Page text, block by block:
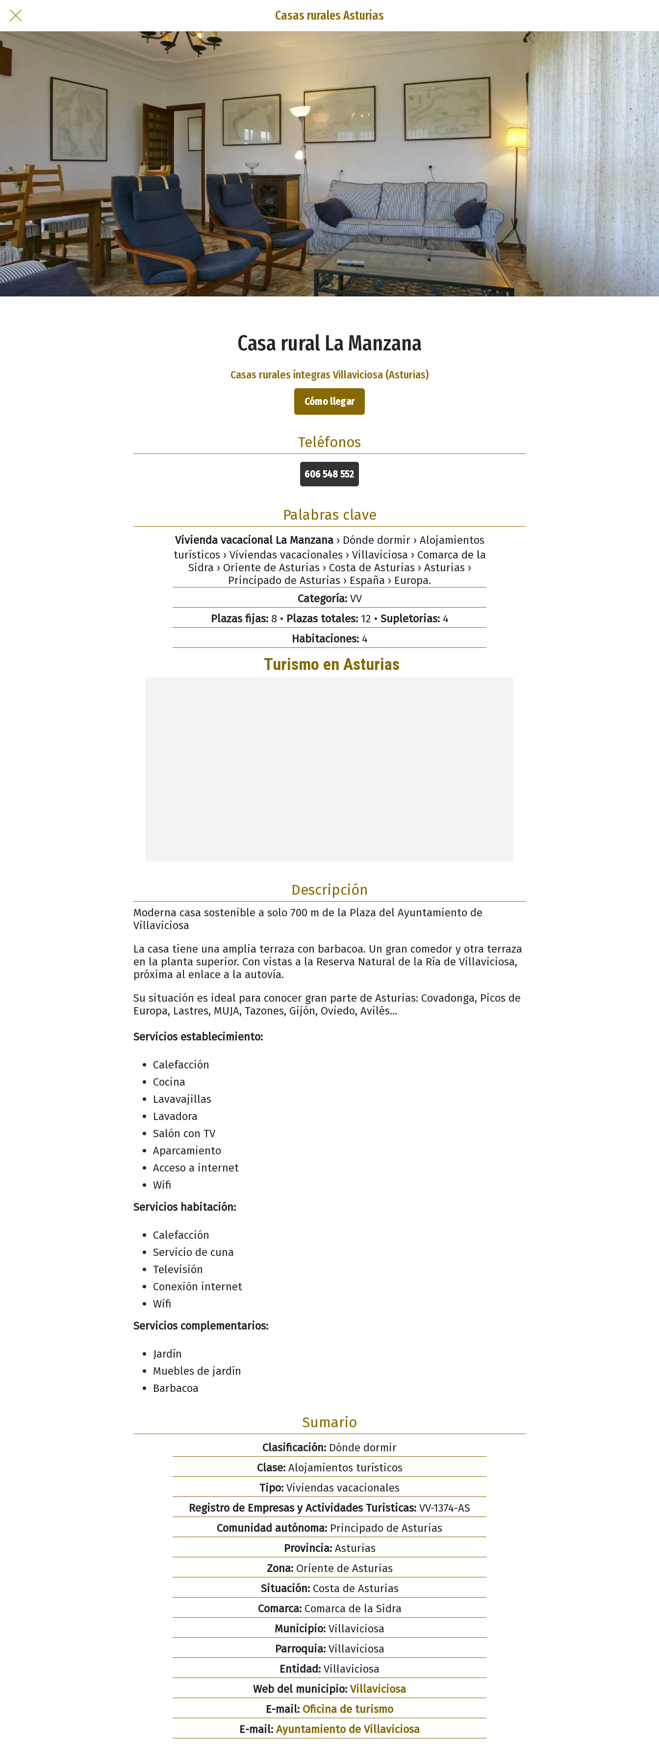
Casas rurales Asturias
Casa rural La Manzana
Casas rurales íntegras Villaviciosa (Asturias)
Cómo llegar
Teléfonos
606 548 552
Palabras clave
Vivienda vacacional La Manzana› Dónde dormir › Alojamientos
turísticos › Viviendas vacacionales › Villaviciosa › Comarca de la
Sidra › Oriente de Asturias › Costa de Asturias › Asturias ›
Principado de Asturias › España › Europa.
Categoría:VV
Plazas fijas:8 • Plazas totales:12 • Supletorias:4
Habitaciones:4
Descripción
Moderna casa sostenible a solo 700 m de la Plaza del Ayuntamiento de
Villaviciosa
La casa tiene una amplia terraza con barbacoa. Un gran comedor y otra terraza
en la planta superior. Con vistas a la Reserva Natural de la Ría de Villaviciosa,
próxima al enlace a la autovía.
Su situación es ideal para conocer gran parte de Asturias: Covadonga, Picos de
Europa, Lastres, MUJA, Tazones, Gijón, Oviedo, Avilés...
Servicios establecimiento:
Calefacción
Cocina
Lavavajillas
Lavadora
Salón con TV
Aparcamiento
Acceso a internet
Wifi
Servicios habitación:
Calefacción
Servicio de cuna
Televisión
Conexión internet
Wifi
Servicios complementarios:
Jardín
Muebles de jardín
Barbacoa
Sumario
Clasificación: Dónde dormir
Clase:Alojamientos turísticos
Tipo: Viviendas vacacionales
Registro de Empresas y Actividades Turisticas: VV-1374-AS
Comunidad autónoma: Principado de Asturias
Provincia:Asturias
Zona:Oriente de Asturias
Situación:Costa de Asturias
Comarca:Comarca de la Sidra
Municipio: Villaviciosa
Parroquia:Villaviciosa
Entidad: Villaviciosa
Web del municipio: Villaviciosa
E-mail: Oficina de turismo
E-mail: Ayuntamiento de Villaviciosa